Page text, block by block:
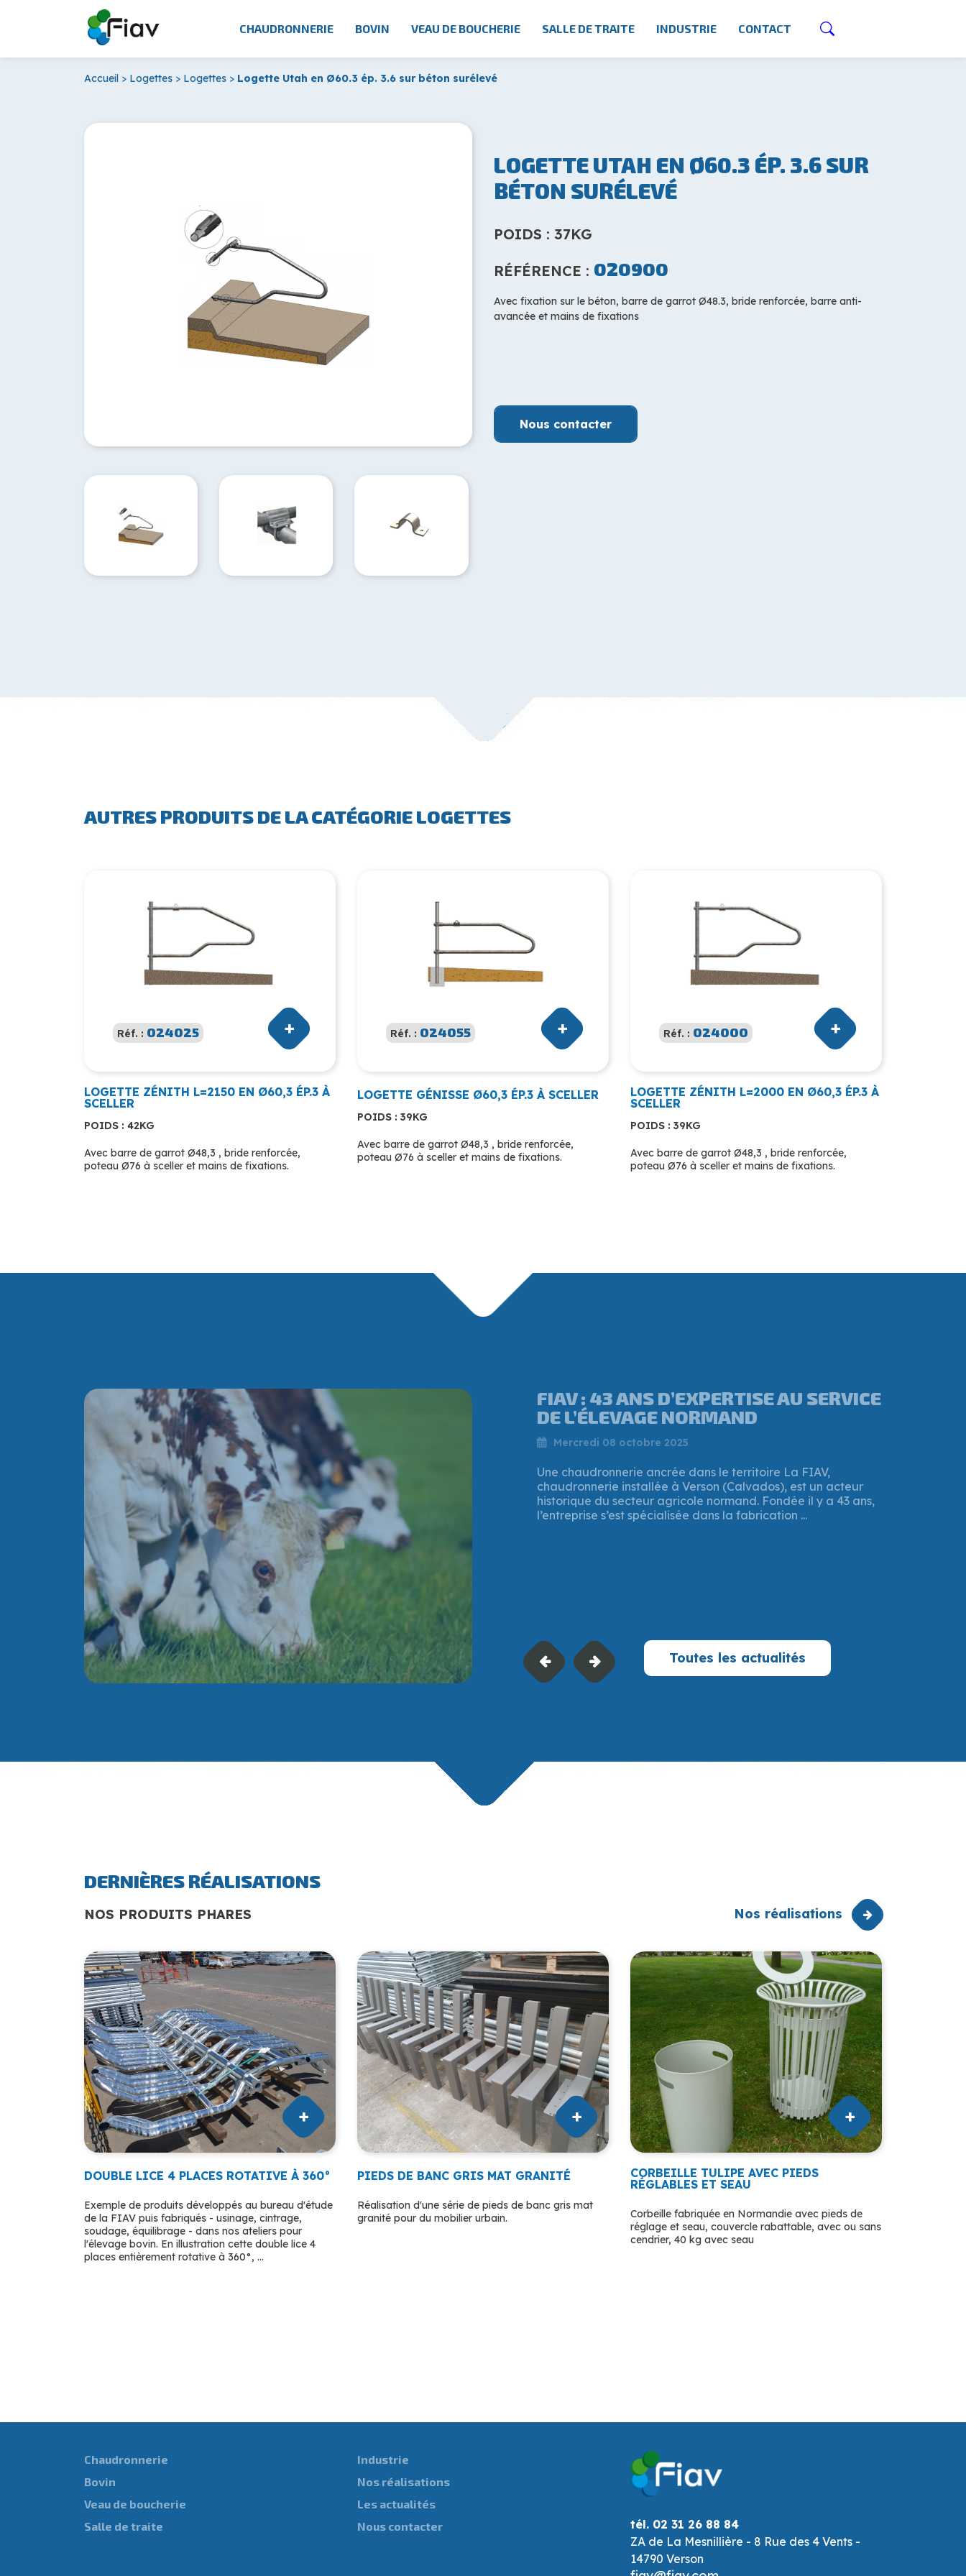
CHAUDRONNERIE BOVIN VEAU DE BOUCHERIE SALLE DE TRAITE INDUSTRIE CONTACT
Accueil > Logettes > Logettes > Logette Utah en Ø60.3 ép. 3.6 sur béton surélevé
LOGETTE UTAH EN Ø60.3 ÉP. 3.6 SUR
BÉTON SURÉLEVÉ
POIDS : 37KG
RÉFÉRENCE : 020900
Avec fixation sur le béton, barre de garrot Ø48.3, bride renforcée, barre anti-
avancée et mains de fixations
Nous contacter
AUTRES PRODUITS DE LA CATÉGORIE LOGETTES
Réf. : 024025
LOGETTE ZÉNITH L=2150 EN Ø60,3 ÉP.3 À
SCELLER
POIDS : 42KG
Avec barre de garrot Ø48,3 , bride renforcée,
poteau Ø76 à sceller et mains de fixations.
Réf. : 024055
LOGETTE GÉNISSE Ø60,3 ÉP.3 À SCELLER
POIDS : 39KG
Avec barre de garrot Ø48,3 , bride renforcée,
poteau Ø76 à sceller et mains de fixations.
Réf. : 024000
LOGETTE ZÉNITH L=2000 EN Ø60,3 ÉP.3 À
SCELLER
POIDS : 39KG
Avec barre de garrot Ø48,3 , bride renforcée,
poteau Ø76 à sceller et mains de fixations.
QUI EST VIANNEY MÉRAND, CE
PATRON QUI A REPRIS UNE
CHAUDRONNERIE À L’OUEST DE CAEN ?
Mi-juillet 2025, la Région Normandie a validé un important
soutien financier à destination de l’entreprise FIAV, implantée
à Verson (Calvados). Un prêt à taux zéro de 337 500 € a été ...
Toutes les actualités
DERNIÈRES RÉALISATIONS
NOS PRODUITS PHARES Nos réalisations
DOUBLE LICE 4 PLACES ROTATIVE À 360°
Exemple de produits développés au bureau d'étude
de la FIAV puis fabriqués - usinage, cintrage,
soudage, équilibrage - dans nos ateliers pour
l'élevage bovin. En illustration cette double lice 4
places entièrement rotative à 360°, ...
PIEDS DE BANC GRIS MAT GRANITÉ
Réalisation d'une série de pieds de banc gris mat
granité pour du mobilier urbain.
CORBEILLE TULIPE AVEC PIEDS
RÉGLABLES ET SEAU
Corbeille fabriquée en Normandie avec pieds de
réglage et seau, couvercle rabattable, avec ou sans
cendrier, 40 kg avec seau
Chaudronnerie
Bovin
Veau de boucherie
Salle de traite
Industrie
Nos réalisations
Les actualités
Nous contacter
tél. 02 31 26 88 84
ZA de La Mesnillière - 8 Rue des 4 Vents -
14790 Verson